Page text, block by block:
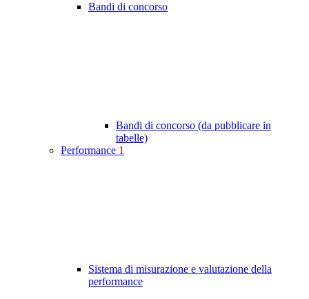
Bandi di concorso
Bandi di concorso (da pubblicare in
tabelle)
Performance 1
Sistema di misurazione e valutazione della
performance